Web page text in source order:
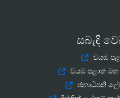
සබැඳි
වයඹ
වයඹ පළාත්
ජනාධිපති